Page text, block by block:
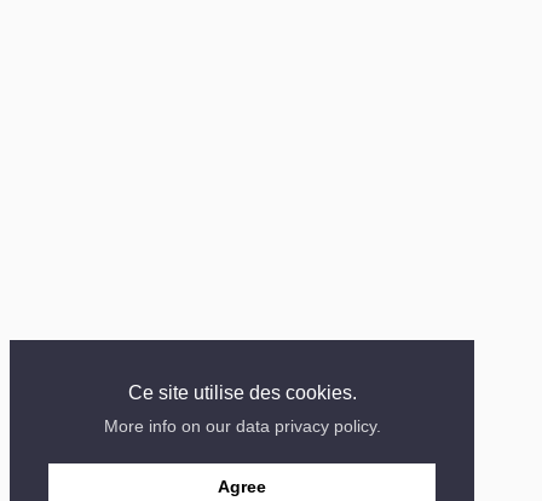
Ce site utilise des cookies.
More info on our data privacy policy.
Agree